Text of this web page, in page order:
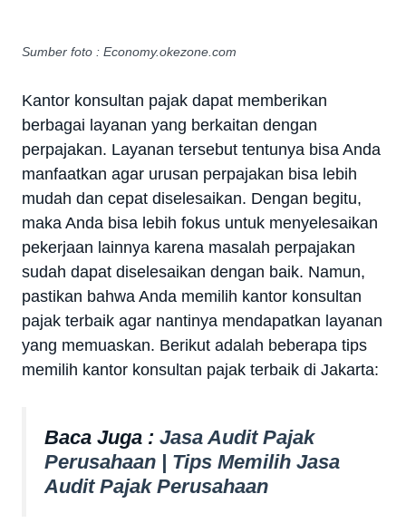
Sumber foto : Economy.okezone.com
Kantor konsultan pajak dapat memberikan
berbagai layanan yang berkaitan dengan
perpajakan. Layanan tersebut tentunya bisa Anda
manfaatkan agar urusan perpajakan bisa lebih
mudah dan cepat diselesaikan. Dengan begitu,
maka Anda bisa lebih fokus untuk menyelesaikan
pekerjaan lainnya karena masalah perpajakan
sudah dapat diselesaikan dengan baik. Namun,
pastikan bahwa Anda memilih kantor konsultan
pajak terbaik agar nantinya mendapatkan layanan
yang memuaskan. Berikut adalah beberapa tips
memilih kantor konsultan pajak terbaik di Jakarta:
Baca Juga : Jasa Audit Pajak
Perusahaan | Tips Memilih Jasa
Audit Pajak Perusahaan